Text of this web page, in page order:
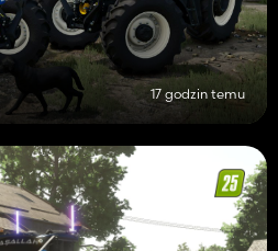
17 godzin temu